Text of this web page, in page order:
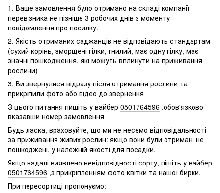
1. Ваше замовлення було отримано на складі компанії
перевізника не пізніше 3 робочих днів з моменту
повідомлення про посилку.
2. Якість отриманих саджанців не відповідають стандартам
(сухий корінь, зморщені гілки, гнилий, має одну гілку, має
значні пошкодження, які можуть вплинути на приживання
рослини)
3. Ви звернулися відразу після отримання рослини та
прикріпили фото або відео до звернення
З цього питання пишіть у вайбер 0501764596 ,обов'язково
вказавши номер замовлення
Будь ласка, враховуйте, що ми не несемо відповідальності
за приживання живих рослин: якщо вони були отримані не
пошкоджені, у належній якості для посадки.
Якщо надалі виявлено невідповідності сорту, пішіть у вайбер
0501764596 ,з прикріпленням фото квітки та нашої бирки.
При пересортиці пропонуємо: